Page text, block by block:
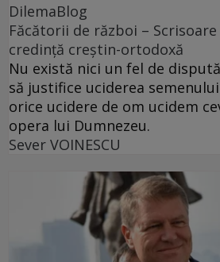
DilemaBlog
Făcătorii de război –
credință creștin-ortodoxă
Nu există nici un fel de
să justifice uciderea
orice ucidere de om ucidem
opera lui Dumnezeu.
Sever VOINESCU